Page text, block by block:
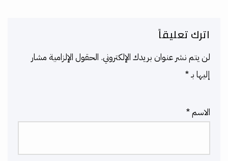
اترك تعليقاً
لن يتم نشر عنوان بريدك الإلكتروني. الحقول الإلزامية مشار
إليها بـ*
الاسم*